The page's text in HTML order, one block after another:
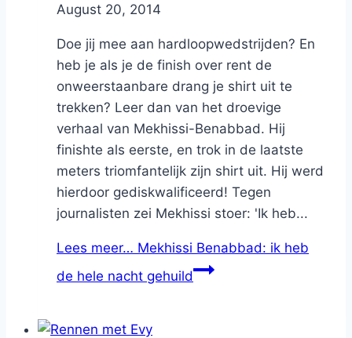
ByNicole
August 20, 2014
Doe jij mee aan hardloopwedstrijden? En
heb je als je de finish over rent de
onweerstaanbare drang je shirt uit te
trekken? Leer dan van het droevige
verhaal van Mekhissi-Benabbad. Hij
finishte als eerste, en trok in de laatste
meters triomfantelijk zijn shirt uit. Hij werd
hierdoor gediskwalificeerd! Tegen
journalisten zei Mekhissi stoer: 'Ik heb...
Lees meer… Mekhissi Benabbad: ik heb
de hele nacht gehuild